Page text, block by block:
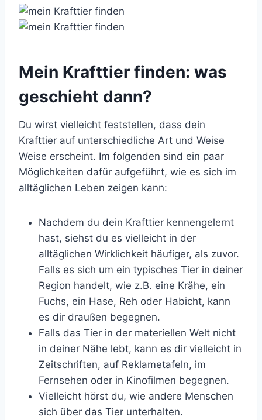
Mein Krafttier finden: was
geschieht dann?
Du wirst vielleicht feststellen, dass dein
Krafttier auf unterschiedliche Art und Weise
Weise erscheint. Im folgenden sind ein paar
Möglichkeiten dafür aufgeführt, wie es sich im
alltäglichen Leben zeigen kann:
Nachdem du dein Krafttier kennengelernt
hast, siehst du es vielleicht in der
alltäglichen Wirklichkeit häufiger, als zuvor.
Falls es sich um ein typisches Tier in deiner
Region handelt, wie z.B. eine Krähe, ein
Fuchs, ein Hase, Reh oder Habicht, kann
es dir draußen begegnen.
Falls das Tier in der materiellen Welt nicht
in deiner Nähe lebt, kann es dir vielleicht in
Zeitschriften, auf Reklametafeln, im
Fernsehen oder in Kinofilmen begegnen.
Vielleicht hörst du, wie andere Menschen
sich über das Tier unterhalten.